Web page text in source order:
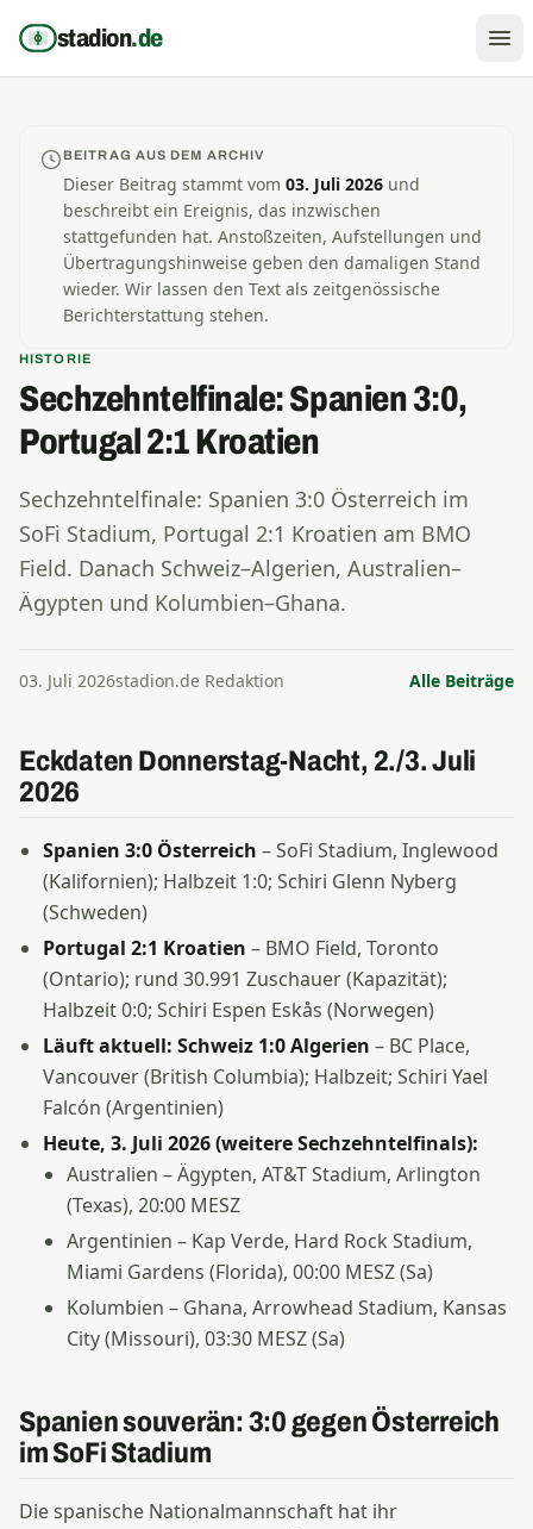
stadion.de
BEITRAG AUS DEM ARCHIV
Dieser Beitrag stammt vom 03. Juli 2026 und
beschreibt ein Ereignis, das inzwischen
stattgefunden hat. Anstoßzeiten, Aufstellungen und
Übertragungshinweise geben den damaligen Stand
wieder. Wir lassen den Text als zeitgenössische
Berichterstattung stehen.
HISTORIE
Sechzehntelfinale: Spanien 3:0,
Portugal 2:1 Kroatien
Sechzehntelfinale: Spanien 3:0 Österreich im
SoFi Stadium, Portugal 2:1 Kroatien am BMO
Field. Danach Schweiz–Algerien, Australien–
Ägypten und Kolumbien–Ghana.
03. Juli 2026stadion.de Redaktion Alle Beiträge
Eckdaten Donnerstag-Nacht, 2./3. Juli
2026
Spanien 3:0 Österreich – SoFi Stadium, Inglewood
(Kalifornien); Halbzeit 1:0; Schiri Glenn Nyberg
(Schweden)
Portugal 2:1 Kroatien – BMO Field, Toronto
(Ontario); rund 30.991 Zuschauer (Kapazität);
Halbzeit 0:0; Schiri Espen Eskås (Norwegen)
Läuft aktuell: Schweiz 1:0 Algerien – BC Place,
Vancouver (British Columbia); Halbzeit; Schiri Yael
Falcón (Argentinien)
Heute, 3. Juli 2026 (weitere Sechzehntelfinals):
Australien – Ägypten, AT&T Stadium, Arlington
(Texas), 20:00 MESZ
Argentinien – Kap Verde, Hard Rock Stadium,
Miami Gardens (Florida), 00:00 MESZ (Sa)
Kolumbien – Ghana, Arrowhead Stadium, Kansas
City (Missouri), 03:30 MESZ (Sa)
Spanien souverän: 3:0 gegen Österreich
im SoFi Stadium
Die spanische Nationalmannschaft hat ihr